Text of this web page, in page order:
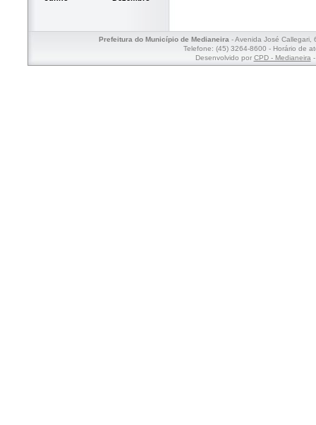
Prefeitura do Município de Medianeira- Avenida José Callegari,
Telefone: (45) 3264-8600 - Horário de
Desenvolvido por CPD - Medianeira-